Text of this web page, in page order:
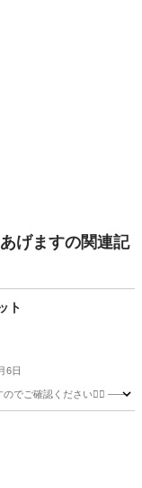
げますの関連記
ト
6日
ますのでご確認くださ